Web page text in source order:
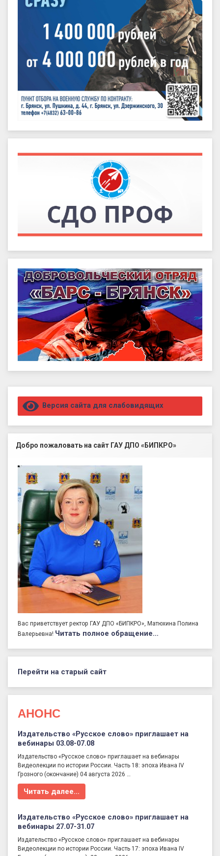
Правый сайдбар
Версия сайта для слабовидящих
Добро пожаловать на сайт ГАУ ДПО «БИПКРО»
Вас приветствует ректор ГАУ ДПО «БИПКРО», Матюхина Полина
Валерьевна! Читать полное обращение…
Перейти на старый сайт
АНОНС
Издательство «Русское слово» приглашает на
вебинары 03.08-07.08
Издательство «Русское слово» приглашает на вебинары
Видеолекции по истории России. Часть 18: эпоха Ивана IV
Грозного (окончание) 04 августа 2026 …
Читать далее…
Издательство «Русское слово» приглашает на
вебинары 27.07-31.07
Издательство «Русское слово» приглашает на вебинары
Видеолекции по истории России. Часть 17: эпоха Ивана IV